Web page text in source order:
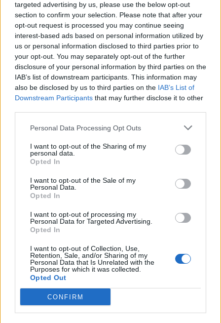
targeted advertising by us, please use the below opt-out
section to confirm your selection. Please note that after your
opt-out request is processed you may continue seeing
interest-based ads based on personal information utilized by
us or personal information disclosed to third parties prior to
your opt-out. You may separately opt-out of the further
disclosure of your personal information by third parties on the
IAB’s list of downstream participants. This information may
also be disclosed by us to third parties on the IAB’s List of
Downstream Participants that may further disclose it to other
Personal Data Processing Opt Outs
I want to opt-out of the Sharing of my
personal data.
Opted In
I want to opt-out of the Sale of my
Personal Data.
Opted In
I want to opt-out of processing my
Personal Data for Targeted Advertising.
Opted In
I want to opt-out of Collection, Use,
Retention, Sale, and/or Sharing of my
Personal Data that Is Unrelated with the
Purposes for which it was collected.
Opted Out
CONFIRM
ΣΧΕΤΙΚΑ ΑΡΘΡΑ
Απίστευτο κι όμως... ελληνικό: Πρωταθλητές
στους τομογράφους, ουραγοί στην αξιοποίηση
ΜΕΛΈΤΕΣ 07/08/2026 - 06:00